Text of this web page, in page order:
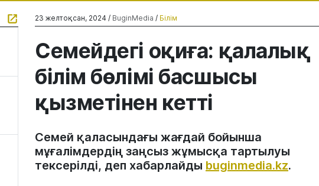
23 желтоқсан, 2024 / BuginMedia / Білім
Семейдегі оқиға: қалалық
білім бөлімі басшысы
қызметінен кетті
Семей қаласындағы жағдай бойынша
мұғалімдердің заңсыз жұмысқа тартылуы
тексерілді, деп хабарлайды buginmedia.kz.